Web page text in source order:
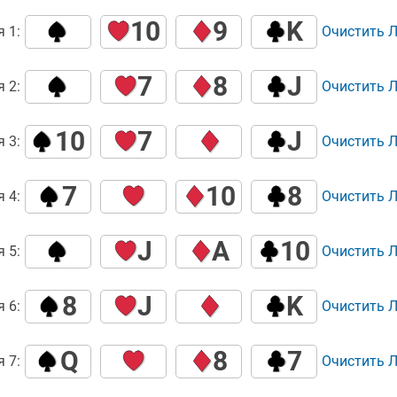
1: 10 9 K Очистить
2: 7 8 J Очистить
3: 10 7 J Очистить
4: 7 10 8 Очистить
5: J A 10 Очистить
6: 8 J K Очистить
7: Q 8 7 Очистить